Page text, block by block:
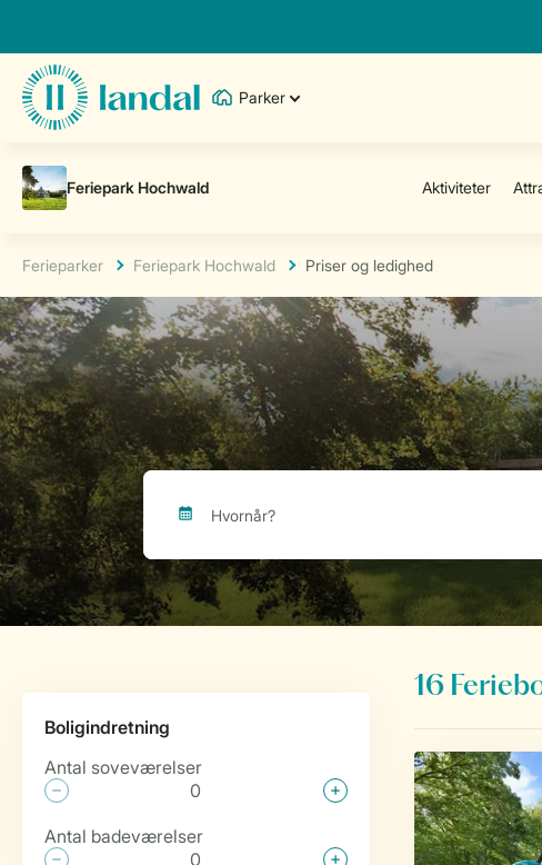
Parker
Ferieparker Feriepark Hochwald Priser og ledighed